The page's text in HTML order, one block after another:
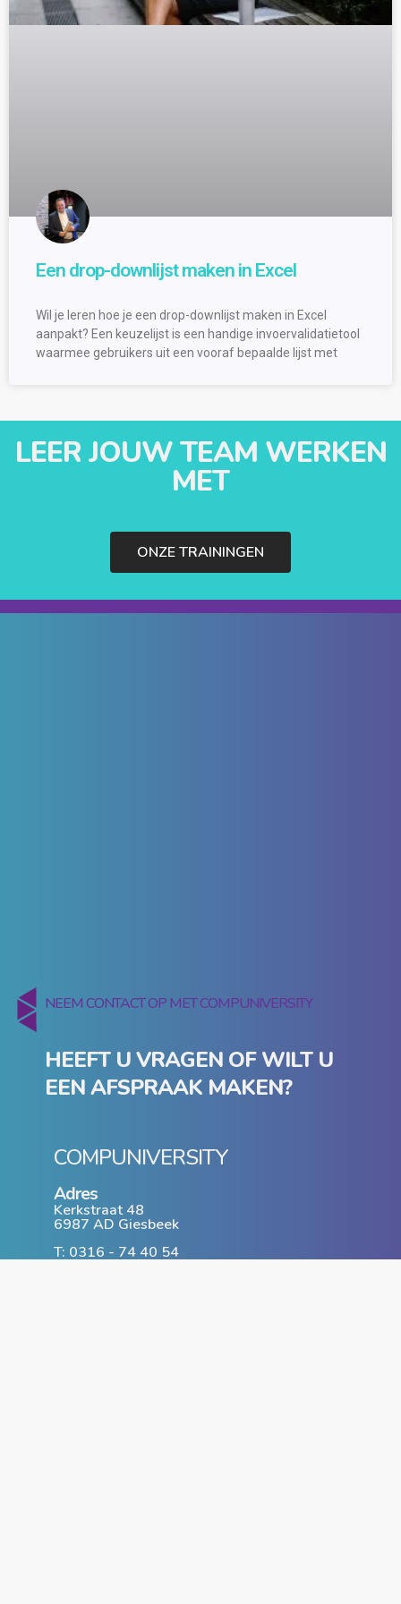
Een drop-downlijst maken in Excel
Wil je leren hoe je een drop-downlijst maken in Excel
aanpakt? Een keuzelijst is een handige invoervalidatietool
waarmee gebruikers uit een vooraf bepaalde lijst met
LEER JOUW TEAM WERKEN
MET
ONZE TRAININGEN
NEEM CONTACT OP MET COMPUNIVERSITY
HEEFT U VRAGEN OF WILT U
EEN AFSPRAAK MAKEN?
COMPUNIVERSITY
Adres
Kerkstraat 48
6987 AD Giesbeek
T: 0316 - 74 40 54